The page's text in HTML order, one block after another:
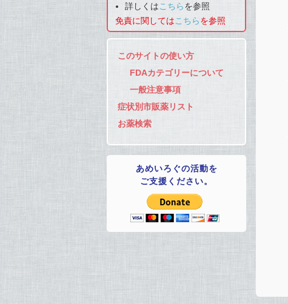
詳しくはこちらを参照
免責に関してはこちらを参照
このサイトの使い方
FDAカテゴリーについて
一般注意事項
症状別市販薬リスト
お薬検索
あめいろぐの活動を
ご支援ください。